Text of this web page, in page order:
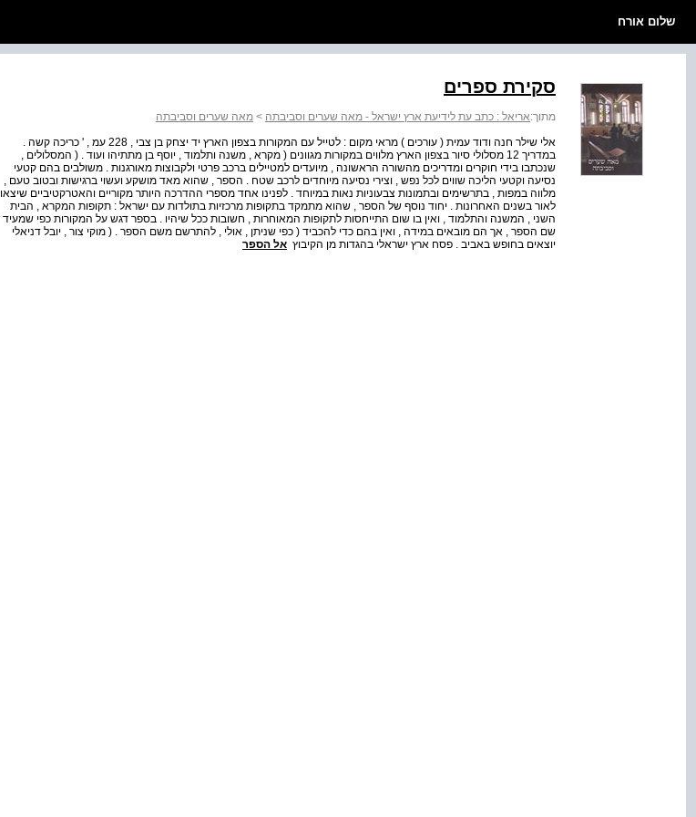
שלום אורח
סקירת ספרים
מתוך:אריאל : כתב עת לידיעת ארץ ישראל - מאה שערים וסביבתה > מאה שערים וסביבתה
אלי שילר חנה ודוד עמית ( עורכים ) מראי מקום : לטייל עם המקורות בצפון הארץ יד יצחק בן צבי , 228 עמ , ' כריכה קשה .
במדריך 12 מסלולי סיור בצפון הארץ מלווים במקורות מגוונים ( מקרא , משנה ותלמוד , יוסף בן מתתיהו ועוד . ( המסלולים ,
שנכתבו בידי חוקרים ומדריכים מהשורה הראשונה , מיועדים למטיילים ברכב פרטי ולקבוצות מאורגנות . משולבים בהם קטעי
נסיעה וקטעי הליכה שווים לכל נפש , וצירי נסיעה מיוחדים לרכב שטח . הספר , שהוא מאד מושקע ועשוי ברגישות ובטוב טעם ,
מלווה במפות , בתרשימים ובתמונות צבעוניות נאות במיוחד . לפנינו אחד מספרי ההדרכה היותר מקוריים והאטרקטיביים שיצאו
לאור בשנים האחרונות . יחוד נוסף של הספר , שהוא מתמקד בתקופות מרכזיות בתולדות עם ישראל : תקופות המקרא , הבית
השני , המשנה והתלמוד , ואין בו שום התייחסות לתקופות המאוחרות , חשובות ככל שיהיו . בספר דגש על המקורות כפי שמעיד
שם הספר , אך הם מובאים במידה , ואין בהם כדי להכביד ( כפי שניתן , אולי , להתרשם משם הספר . ( מוקי צור , יובל דניאלי
יוצאים בחופש באביב . פסח ארץ ישראלי בהגדות מן הקיבוץ אל הספר